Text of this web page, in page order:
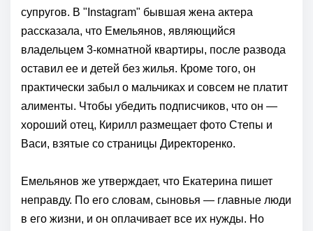
супругов. В "Instagram" бывшая жена актера
рассказала, что Емельянов, являющийся
владельцем 3-комнатной квартиры, после развода
оставил ее и детей без жилья. Кроме того, он
практически забыл о мальчиках и совсем не платит
алименты. Чтобы убедить подписчиков, что он —
хороший отец, Кирилл размещает фото Степы и
Васи, взятые со страницы Директоренко.
Емельянов же утверждает, что Екатерина пишет
неправду. По его словам, сыновья — главные люди
в его жизни, и он оплачивает все их нужды. Но